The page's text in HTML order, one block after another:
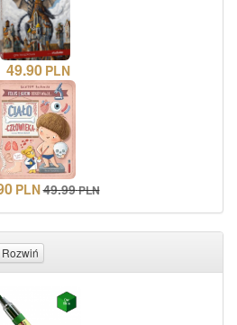
49.90 PLN
PLN49.99PLN
Rozwiń